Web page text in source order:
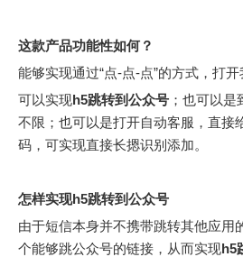
这款产品功能性如何？
能够实现通过“点-点-点”的方式，打开
可以实现h5跳转到公众号 ；也可以
不限；也可以是打开自动客服，直接
码，可实现直接长摁识别添加。
怎样实现h5跳转到公众号
由于短信本身并不携带跳转其他应用
个能够跳公众号的链接，从而实现h5